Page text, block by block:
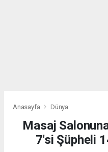
Anasayfa Dünya
Masaj
7'si Şüpheli